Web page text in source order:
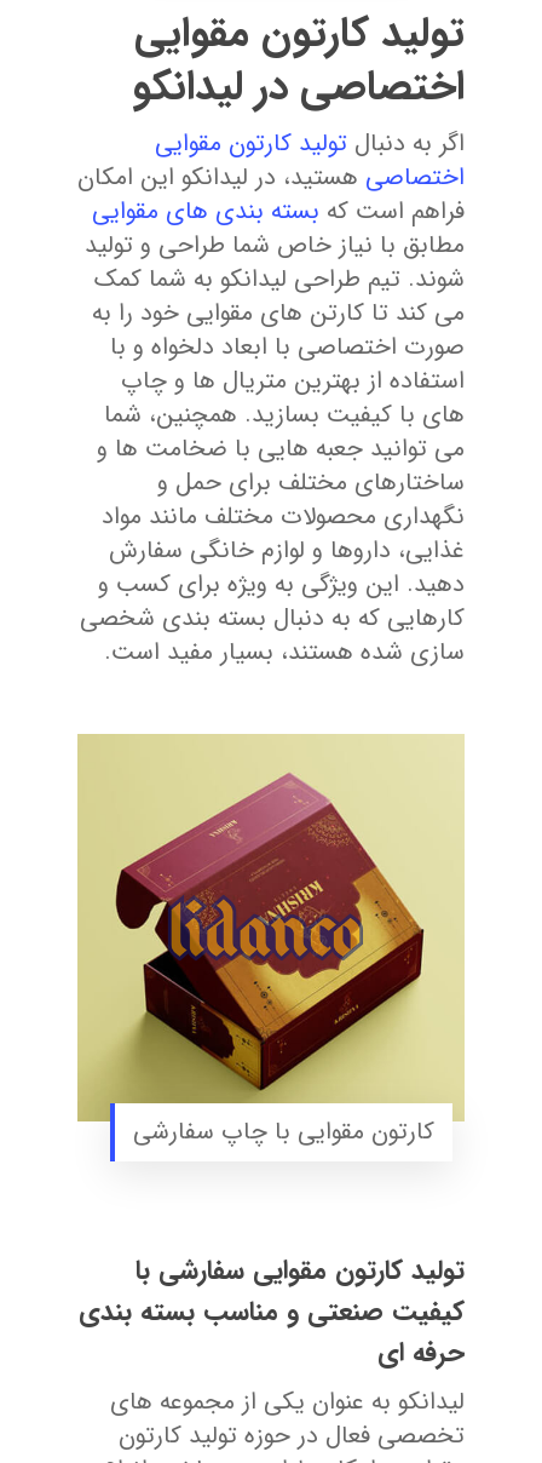
تولید کارتون مقوایی
اختصاصی در لیدانکو
اگر به دنبال تولید کارتون مقوایی
اختصاصی هستید، در لیدانکو این امکان
فراهم است که بسته بندی های مقوایی
مطابق با نیاز خاص شما طراحی و تولید
شوند. تیم طراحی لیدانکو به شما کمک
می کند تا کارتن های مقوایی خود را به
صورت اختصاصی با ابعاد دلخواه و با
استفاده از بهترین متریال ها و چاپ
های با کیفیت بسازید. همچنین، شما
می توانید جعبه هایی با ضخامت ها و
ساختارهای مختلف برای حمل و
نگهداری محصولات مختلف مانند مواد
غذایی، داروها و لوازم خانگی سفارش
دهید. این ویژگی به ویژه برای کسب و
کارهایی که به دنبال بسته بندی شخصی
سازی شده هستند، بسیار مفید است.
کارتون مقوایی با چاپ سفارشی
تولید کارتون مقوایی سفارشی با
کیفیت صنعتی و مناسب بسته بندی
حرفه ای
لیدانکو به عنوان یکی از مجموعه های
تخصصی فعال در حوزه تولید کارتون